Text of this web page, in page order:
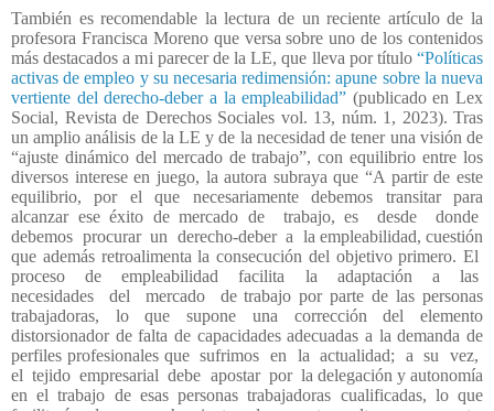
También es recomendable la lectura de un reciente artículo de la
profesora Francisca Moreno que versa sobre uno de los contenidos
más destacados a mi parecer de la LE, que lleva por título “Políticas
activas de empleo y su necesaria redimensión: apune sobre la nueva
vertiente del derecho-deber a la empleabilidad” (publicado en Lex
Social, Revista de Derechos Sociales vol. 13, núm. 1, 2023). Tras
un amplio análisis de la LE y de la necesidad de tener una visión de
“ajuste dinámico del mercado de trabajo”, con equilibrio entre los
diversos interese en juego, la autora subraya que “A partir de este
equilibrio, por el que necesariamente debemos transitar para
alcanzar ese éxito de mercado de
trabajo, es desde
donde
debemos procurar un derecho-deber a la empleabilidad, cuestión
que además retroalimenta la consecución del objetivo primero. El
proceso
de empleabilidad facilita la adaptación a
las
necesidades
del mercado
de trabajo por parte de las personas
trabajadoras, lo que supone una corrección del elemento
distorsionador de falta de capacidades adecuadas a la demanda de
perfiles profesionales que sufrimos en la actualidad; a su
vez,
el tejido empresarial debe apostar por la delegación y autonomía
en el trabajo de esas personas trabajadoras cualificadas, lo que